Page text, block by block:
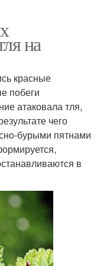
на
красные
побеги
атаковала тля,
чего
бурыми пятнами
в